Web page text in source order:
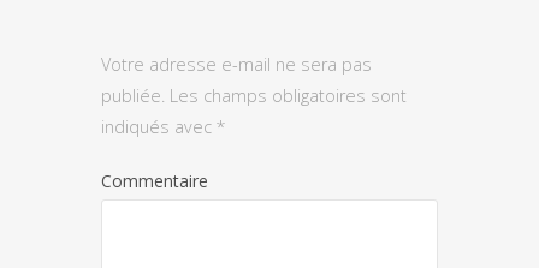
Votre adresse e-mail ne sera pas
publiée. Les champs obligatoires sont
indiqués avec *
Commentaire